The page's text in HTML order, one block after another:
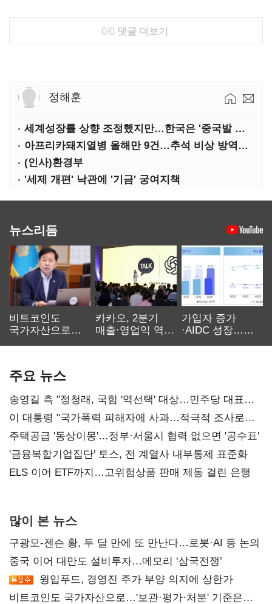
0/0 댓글 더보기
정해훈
세계성장률 상향 조정했지만…한국은 '중국발 살얼음판'
아프리카돼지열병 올해만 9건…추석 비상 방역에 '총력'
(인사)환경부
'세제 개편' 낙관에 '기금' 궁여지책
뉴스리듬
비트코인도
국가자산으로…'
카카오, 2분기
매출·영업익 역대
가입자 증가
·AIDC 성장…
주요 뉴스
송영길 측 "정청래, 국힘 '역선택' 대상…민주당 대표로
총선 지휘 못해"
이 대통령 "국가폭력 피해자에 사과…적극적 조사로
진실 밝혀야"
주택공급 '동상이몽'…정부·서울시 협력 없으면 '공수표'
'금융복합기업집단' 토스, 전 계열사 내부통제 표준화
ELS 이어 ETF까지…고위험상품 판매 제동 걸린 은행
많이 본 뉴스
구광모-젠슨 황, 두 달 만에 또 만난다…로봇·AI 등 논의
중국 이어 대만도 설비투자…메모리 ‘삼국전쟁’
윙입푸드, 경영진 주가 부양 의지에 상한가
비트코인도 국가자산으로…'보관·평가·처분' 기준은